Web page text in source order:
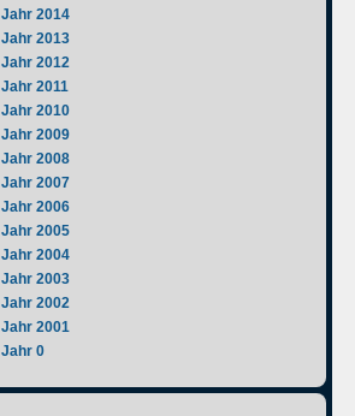
Jahr 2014
Jahr 2013
Jahr 2012
Jahr 2011
Jahr 2010
Jahr 2009
Jahr 2008
Jahr 2007
Jahr 2006
Jahr 2005
Jahr 2004
Jahr 2003
Jahr 2002
Jahr 2001
Jahr 0